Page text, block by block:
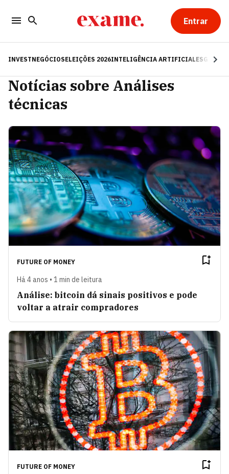
Entrar
INVESTNEGÓCIOSELEIÇÕES 2026INTELIGÊNCIA ARTIFICIALESG
Notícias sobre Análises
técnicas
FUTURE OF MONEY
Há 4 anos • 1 min de leitura
Análise: bitcoin dá sinais positivos e pode
voltar a atrair compradores
FUTURE OF MONEY